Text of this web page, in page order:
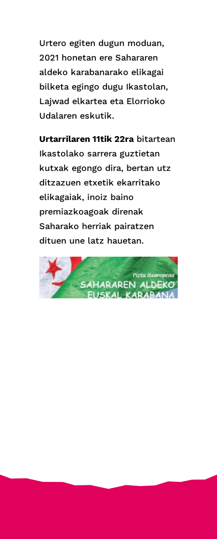
Urtero egiten dugun moduan,
2021 honetan ere Sahararen
aldeko karabanarako elikagai
bilketa egingo dugu Ikastolan,
Lajwad elkartea eta Elorrioko
Udalaren eskutik.
Urtarrilaren 11tik 22rabitartean
Ikastolako sarrera guztietan
kutxak egongo dira, bertan utz
ditzazuen etxetik ekarritako
elikagaiak, inoiz baino
premiazkoagoak direnak
Saharako herriak pairatzen
dituen une latz hauetan.